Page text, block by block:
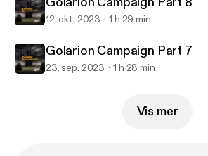
12. okt. 2023 1 h 29 min
Golarion Campaign Part 7
23. sep. 2023 1 h 28 min
Vis mer